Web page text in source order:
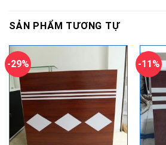
SẢN PHẨM TƯƠNG TỰ
-29% -11%